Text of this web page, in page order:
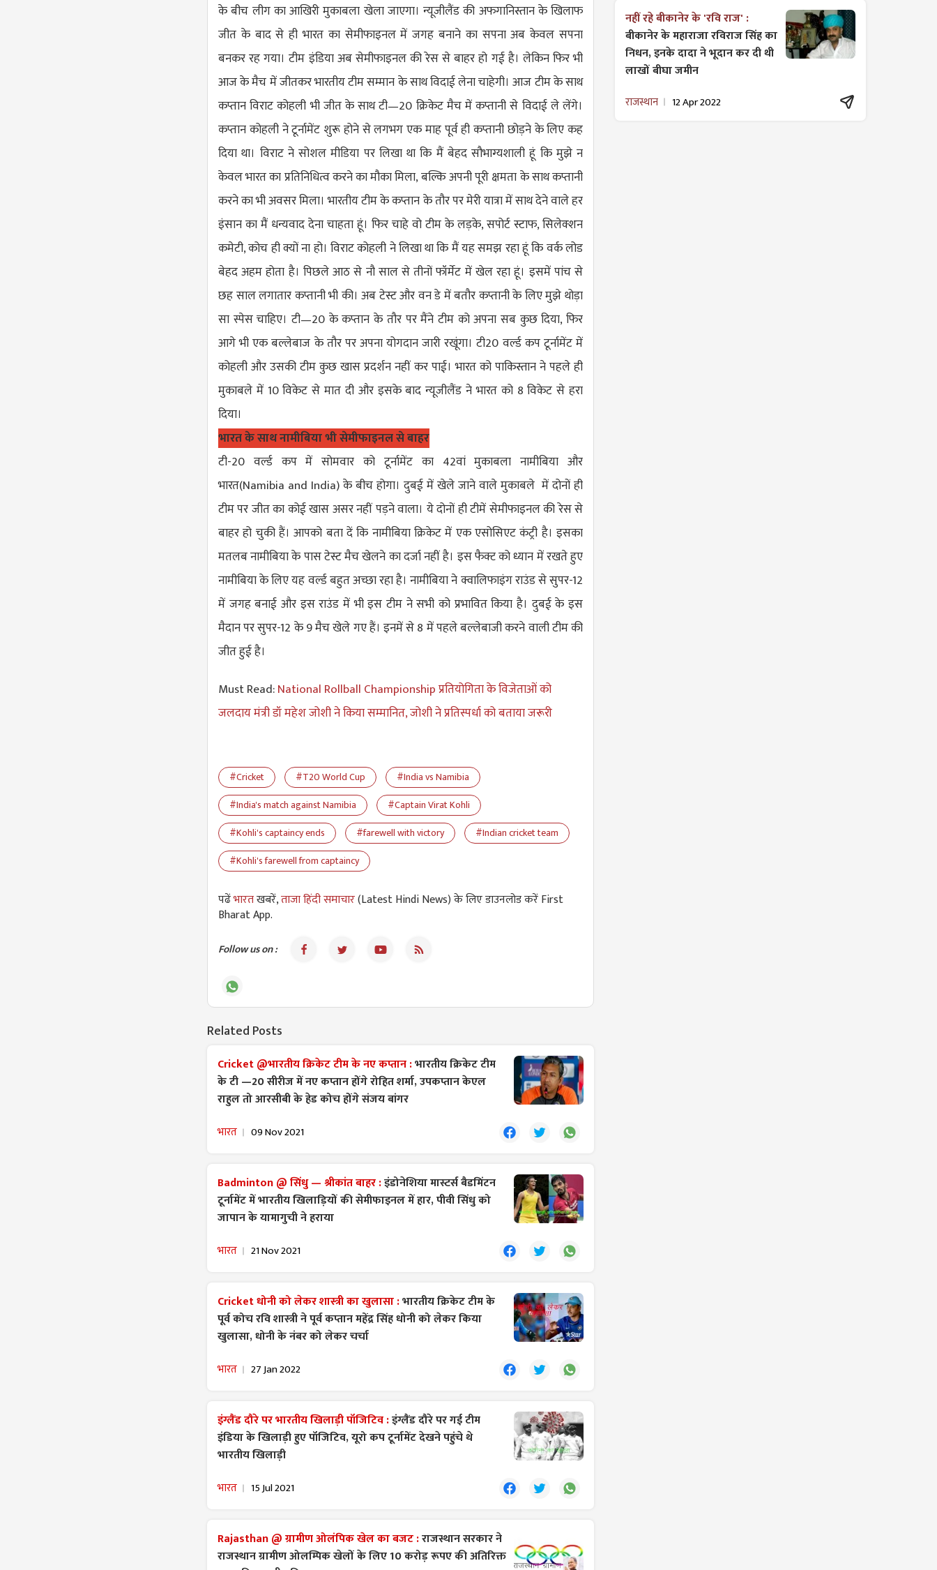
के बीच लीग का आखिरी मुकाबला खेला जाएगा। न्यूजीलैंड की अफगानिस्तान के खिलाफ
जीत के बाद से ही भारत का सेमीफाइनल में जगह बनाने का सपना अब केवल सपना
बनकर रह गया। टीम इंडिया अब सेमीफाइनल की रेस से बाहर हो गई है। लेकिन फिर भी
आज के मैच में जीतकर भारतीय टीम सम्मान के साथ विदाई लेना चाहेगी। आज टीम के साथ
कप्तान विराट कोहली भी जीत के साथ टी—20 क्रिकेट मैच में कप्तानी से विदाई ले लेंगे।
कप्तान कोहली ने टूर्नामेंट शुरू होने से लगभग एक माह पूर्व ही कप्तानी छोड़ने के लिए कह
दिया था। विराट ने सोशल मीडिया पर लिखा था कि मैं बेहद सौभाग्यशाली हूं कि मुझे न
केवल भारत का प्रतिनिधित्व करने का मौका मिला, बल्कि अपनी पूरी क्षमता के साथ कप्तानी
करने का भी अवसर मिला। भारतीय टीम के कप्तान के तौर पर मेरी यात्रा में साथ देने वाले हर
इंसान का मैं धन्यवाद देना चाहता हूं। फिर चाहे वो टीम के लड़के, सपोर्ट स्टाफ, सिलेक्शन
कमेटी, कोच ही क्यों ना हो। विराट कोहली ने लिखा था ​कि मैं यह समझ रहा हूं कि वर्क लोड
बेहद अहम होता है। पिछले आठ से नौ साल से तीनों फॉर्मेट में खेल रहा हूं। इसमें पांच से
छह साल लगातार कप्तानी भी की। अब टेस्ट और वन डे में बतौर कप्तानी के लिए मुझे थोड़ा
सा स्पेस चाहिए। टी—20 के कप्तान के तौर पर मैंने टीम को अपना सब कुछ दिया, फिर
आगे भी एक बल्लेबाज के तौर पर अपना योगदान जारी रखूंगा। टी20 वर्ल्ड कप टूर्नामेंट में
कोहली और उसकी टीम कुछ खास प्रदर्शन नहीं कर पाई। भारत को पाकिस्तान ने पहले ही
मुकाबले में 10 विकेट से मात दी और इसके बाद न्यूजीलैंड ने भारत को 8 विकेट से हरा
दिया।
भारत के साथ नामीबिया भी सेमीफाइनल से बाहर
टी-20 वर्ल्ड कप में सोमवार को टूर्नामेंट का 42वां मुकाबला नामीबिया और
भारत(Namibia and India) के बीच होगा। दुबई में खेले जाने वाले मुकाबले में दोनों ही
टीम पर जीत का कोई खास असर नहीं पड़ने वाला। ये दोनों ही टीमें सेमीफाइनल की रेस से
बाहर हो चुकी हैं। आपको बता दें कि नामीबिया क्रिकेट में एक एसोसिएट कंट्री है। इसका
मतलब नामीबिया के पास टेस्ट मैच खेलने का दर्जा नहीं है। इस फैक्ट को ध्यान में रखते हुए
नामीबिया के लिए यह वर्ल्ड बहुत अच्छा रहा है। नामीबिया ने क्वालिफाइंग राउंड से सुपर-12
में जगह बनाई और इस राउंड में भी इस टीम ने सभी को प्रभावित किया है। दुबई के इस
मैदान पर सुपर-12 के 9 मैच खेले गए हैं। इनमें से 8 में पहले बल्लेबाजी करने वाली टीम की
जीत हुई है।
Must Read:National Rollball Championship प्रतियोगिता के विजेताओं को
जलदाय मंत्री डॉ महेश जोशी ने किया सम्मानित, जोशी ने प्रतिस्पर्धा को बताया जरूरी
#Cricket #T20 World Cup
#India vs Namibia
#India's match against Namibia
#Captain Virat Kohli
#Kohli's captaincy ends
#farewell with victory
#Indian cricket team
#Kohli's farewell from captaincy
पढेंभारतखबरें,ताजा हिंदी समाचार(Latest Hindi News) के लिए डाउनलोड करें First
Bharat App.
Follow us on :
Related Posts
Cricket @भारतीय क्रिकेट टीम के नए कप्तान :भारतीय क्रिकेट टीम
के टी —20 सीरीज में नए कप्तान होंगे रोहित शर्मा, उपकप्तान केएल
राहुल तो आरसीबी के हेड कोच होंगे संजय बांगर
भारत 09 Nov 2021
Badminton @ सिंधु — श्रीकांत बाहर :इंडोनेशिया मास्टर्स बैडमिंटन
टूर्नामेंट में भारतीय खिलाड़ियों की सेमीफाइनल में हार, पीवी सिंधु को
जापान के यामागुची ने हराया
भारत 21 Nov 2021
Cricket धोनी को लेकर शास्त्री का खुलासा :भारतीय क्रिकेट टीम के
पूर्व कोच रवि शास्त्री ने पूर्व कप्तान महेंद्र सिंह धोनी को लेकर किया
खुलासा, धोनी के नंबर को लेकर चर्चा
भारत 27 Jan 2022
इंग्लैंड दौरे पर भारतीय खिलाड़ी पॉजिटिव :इंग्लैंड दौरे पर गई टीम
इंडिया के खिलाड़ी हुए पॉजिटिव, यूरो कप टूर्नामेंट देखने पहुंचे थे
भारतीय खिलाड़ी
भारत 15 Jul 2021
Rajasthan @ ग्रामीण ओलंपिक खेल का बजट :राजस्थान सरकार ने
राजस्थान ग्रामीण ओलम्पिक खेलों के लिए 10 करोड़ रूपए की अतिरिक्त
नहीं रहे बीकानेर के 'रवि राज' :
बीकानेर के महाराजा रविराज सिंह का
निधन, इनके दादा ने भूदान कर दी थी
लाखों बीघा जमीन
राजस्थान 12 Apr 2022